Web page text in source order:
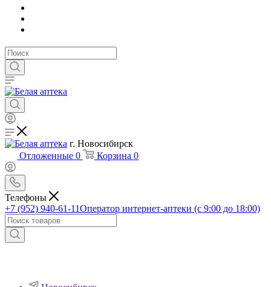
г. Новосибирск
Отложенные 0 Корзина 0
Телефоны
+7 (952) 940-61-11Оператор интернет-аптеки (с 9:00 до 18:00)